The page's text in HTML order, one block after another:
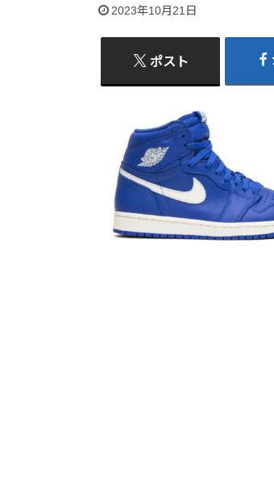
2023年10月21日
ポスト